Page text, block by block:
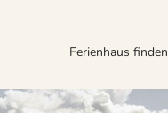
Ferienhaus finden